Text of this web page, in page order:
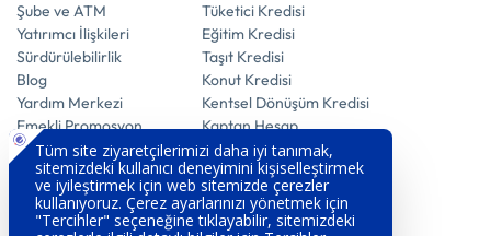
Şube ve ATM
Yatırımcı İlişkileri
Sürdürülebilirlik
Blog
Yardım Merkezi
Emekli Promosyon
Tüketici Kredisi
Eğitim Kredisi
Taşıt Kredisi
Konut Kredisi
Kentsel Dönüşüm Kredisi
Kaptan Hesap
E-Mevduat Hesap
Vadeli Döviz Hesabı
Vadeli Altın Hesabı
Vadeli Mevduat Hesabı